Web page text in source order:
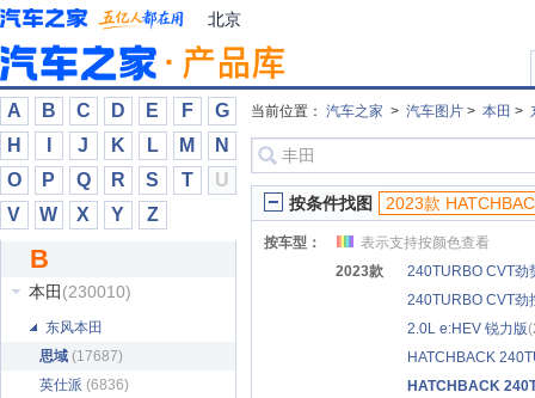
北京
A B C D E F
G
H
J K L M
N
O
P Q R S T
U
V
W X Y Z
北汽昌河
(7708)
北汽道达(33)
北汽幻速(9548)
北汽瑞翔
(2853)
北汽泰普(345)
北汽威旺(6041)
北汽新能源(6791)
奔驰(682180)
奔腾
本田 (230010)
东风本田
思域 (17687)
英仕派 (6836)
B
当前位置： 汽车之家 > 汽车图片 > 本田 >
按条件找图 2023款
按车型：
表示支持按颜色查看
2023款
240TURBO CVT劲
240TURBO CVT劲
2.0L e:HEV 锐力版
HATCHBACK
HATCHBACK